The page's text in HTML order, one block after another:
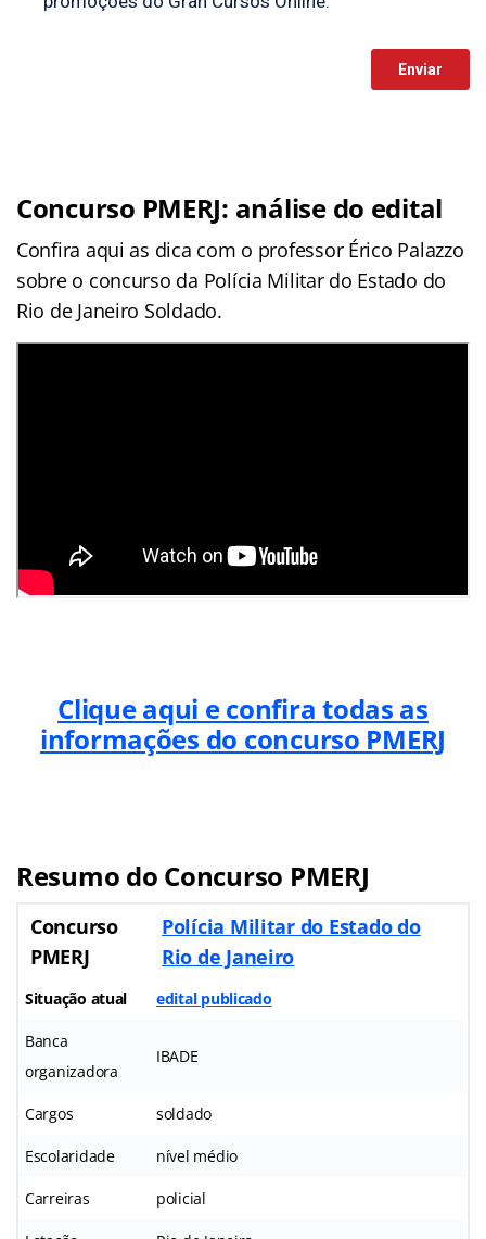
Concurso PMERJ: análise do edital
Confira aqui as dica com o professor Érico Palazzo
sobre o concurso da Polícia Militar do Estado do
Rio de Janeiro Soldado.
Clique aqui e confira todas as
informações do concurso PMERJ
Resumo do Concurso PMERJ
Concurso
PMERJ
Polícia Militar do Estado do
Rio de Janeiro
Situação atual edital publicado
Banca
organizadora
IBADE
Cargos soldado
Escolaridade nível médio
Carreiras policial